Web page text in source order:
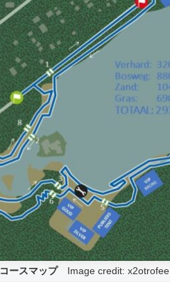
コースマップImage credit: x2otrofee